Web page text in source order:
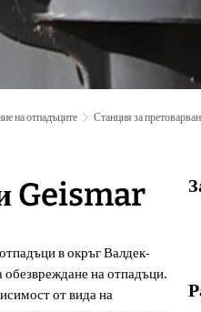
на отпадъците Станция за
Geismar
в окръг Валдек-
на отпадъци.
от вида на